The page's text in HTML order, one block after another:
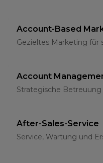
Account-Based
Gezieltes Marketing für
Account
Strategische
After-Sales-Service
Service, Wartung und